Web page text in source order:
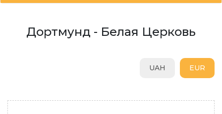
Дортмунд - Белая Церковь
EUR
UAH